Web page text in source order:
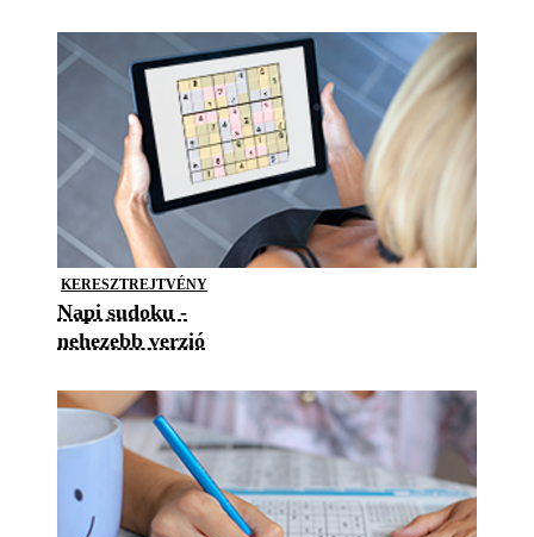
KERESZTREJTVÉNY
Napi sudoku -
nehezebb verzió